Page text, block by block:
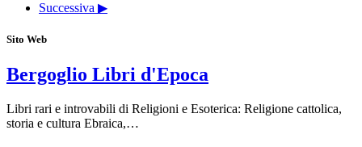
Successiva ▶
Sito Web
Bergoglio Libri d'Epoca
Libri rari e introvabili di Religioni e Esoterica: Religione cattolica,
storia e cultura Ebraica,…